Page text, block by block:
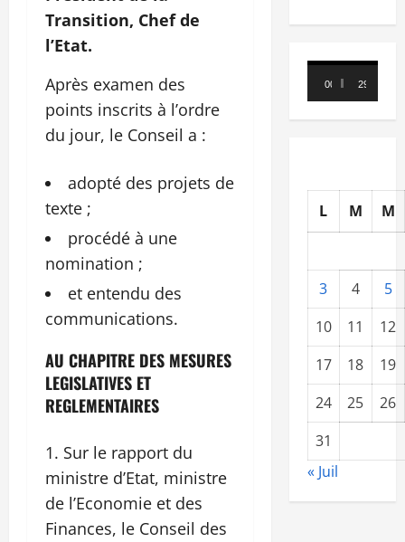
Transition, Chef de
l’Etat.
Après examen des
points inscrits à l’ordre
du jour, le Conseil a :
adopté des projets de
texte ;
procédé à une
nomination ;
et entendu des
communications.
AU CHAPITRE DES MESURES
LEGISLATIVES ET
REGLEMENTAIRES
Sur le rapport du
ministre d’Etat, ministre
de l’Economie et des
Finances, le Conseil des
Lecteur
vidéo
00:00 29:21
L M M
3 4
5
10
11
12
17
18
19
24
25
26
31
« Juil